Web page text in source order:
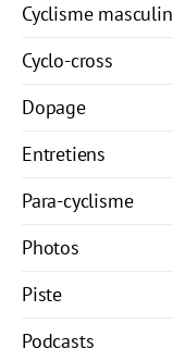
Cyclisme masculin
Cyclo-cross
Dopage
Entretiens
Para-cyclisme
Photos
Piste
Podcasts